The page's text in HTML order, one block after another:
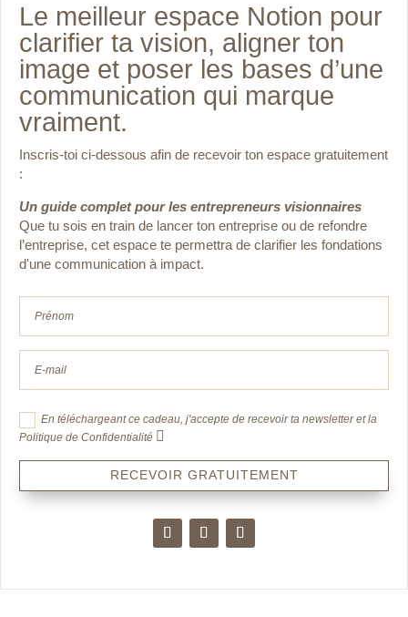
Le meilleur espace Notion pour
clarifier ta vision, aligner ton
image et poser les bases d’une
communication qui marque
vraiment.
Inscris-toi ci-dessous afin de recevoir ton espace gratuitement
:
Un guide complet pour les entrepreneurs visionnaires
Que tu sois en train de lancer ton entreprise ou de refondre
l’entreprise, cet espace te permettra de clarifier les fondations
d'une communication à impact.
En téléchargeant ce cadeau, j'accepte de recevoir ta newsletter et la
Politique de Confidentialité
RECEVOIR GRATUITEMENT